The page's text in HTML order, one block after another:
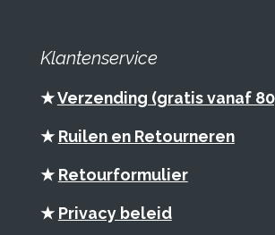
Klantenservice
★Verzending (gratis vanaf
★ Ruilen en Retourneren
★ Retourformulier
★ Privacy beleid